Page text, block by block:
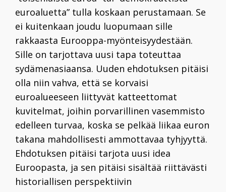
euroaluetta” tulla koskaan perustamaan. Se
ei kuitenkaan joudu luopumaan sille
rakkaasta Eurooppa-myönteisyydestään.
Sille on tarjottava uusi tapa toteuttaa
sydämen­asiaansa. Uuden ehdotuksen pitäisi
olla niin vahva, että se korvaisi
euroalueeseen liittyvät katteettomat
kuvitelmat, joihin porvarillinen vasemmisto
edelleen turvaa, koska se pelkää liikaa euron
takana mahdollisesti ammottavaa tyhjyyttä.
Ehdotuksen pitäisi tarjota uusi idea
Euroopasta, ja sen pitäisi sisältää riittävästi
historiallisen perspektiivin